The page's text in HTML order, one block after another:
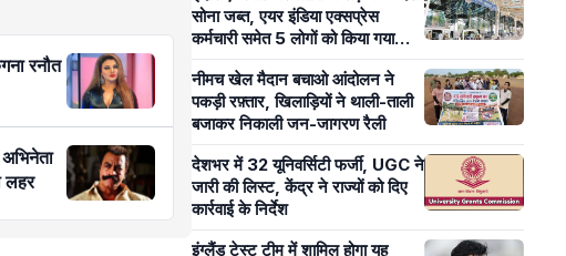
रनौत
लहर
सोना जब्त, एयर इंडिया एक्सप्रेस
कर्मचारी समेत 5 लोगों को किया गया
गिरफ्तार
नीमच खेल मैदान बचाओ आंदोलन ने
पकड़ी रफ़्तार, खिलाड़ियों ने थाली-ताली
बजाकर निकाली जन-जागरण रैली
देशभर में 32 यूनिवर्सिटी फर्जी, UGC ने
जारी की लिस्ट, केंद्र ने राज्यों को दिए
कार्रवाई के निर्देश
इंग्लैंड टेस्ट टीम में शामिल होगा यह